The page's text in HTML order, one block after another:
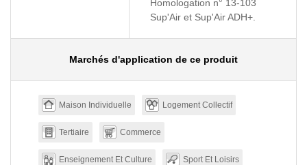
Homologation n° 13-103
Sup'Air et Sup'Air ADH+.
Marchés d'application de ce produit
Maison Individuelle Logement Collectif
Tertiaire Commerce
Enseignement Et Culture Sport Et Loisirs